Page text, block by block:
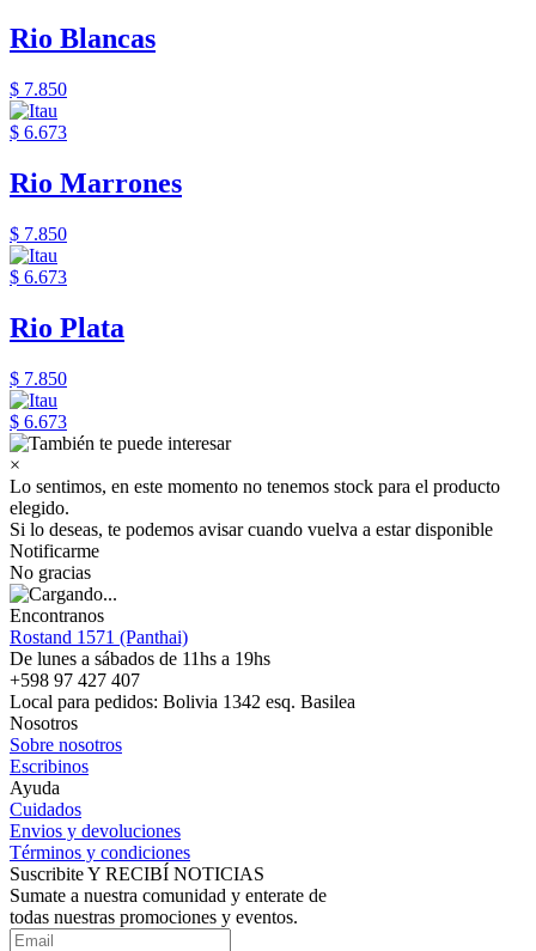
Rio Blancas
$ 7.850
$ 6.673
Rio Marrones
$ 7.850
$ 6.673
Rio Plata
$ 7.850
$ 6.673
×
Lo sentimos, en este momento no tenemos stock para el producto
elegido.
Si lo deseas, te podemos avisar cuando vuelva a estar disponible
Notificarme
No gracias
Encontranos
Rostand 1571 (Panthai)
De lunes a sábados de 11hs a 19hs
+598 97 427 407
Local para pedidos: Bolivia 1342 esq. Basilea
Nosotros
Sobre nosotros
Escribinos
Ayuda
Cuidados
Envios y devoluciones
Términos y condiciones
Suscribite Y RECIBÍ NOTICIAS
Sumate a nuestra comunidad y enterate de
todas nuestras promociones y eventos.